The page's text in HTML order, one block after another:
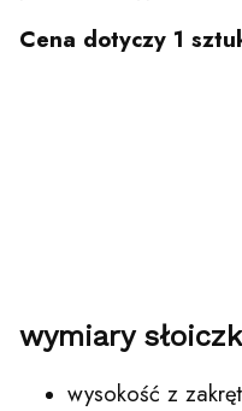
Cena dotyczy 1
wymiary
wysokość z